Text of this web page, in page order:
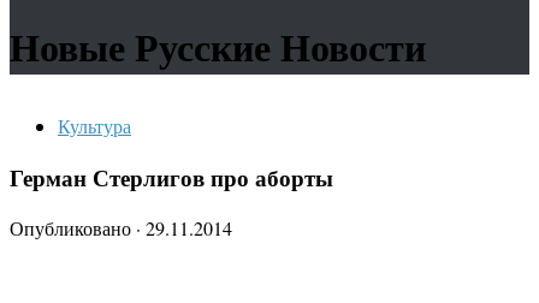
Новые Русские Новости
Культура
Герман Стерлигов про аборты
Опубликовано · 29.11.2014